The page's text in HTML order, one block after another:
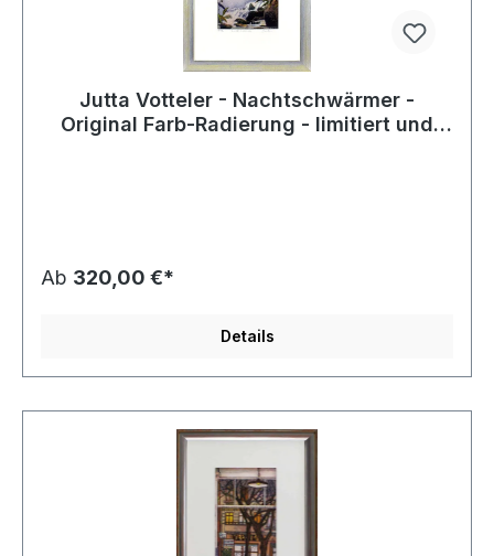
Jutta Votteler - Nachtschwärmer -
Original Farb-Radierung - limitiert und
Ab 320,00 €*
Details